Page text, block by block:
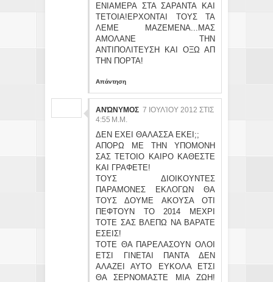
ΕΝΙΑΜΕΡΑ ΣΤΑ ΣΑΡΑΝΤΑ ΚΑΙ
ΤΕΤΟΙΑ!ΕΡΧΟΝΤΑΙ ΤΟΥΣ ΤΑ
ΛΕΜΕ ΜΑΖΕΜΕΝΑ...ΜΑΣ
ΑΜΟΛΑΝΕ ΤΗΝ
ΑΝΤΙΠΟΛΙΤΕΥΣΗ ΚΑΙ ΟΞΩ ΑΠ
ΤΗΝ ΠΟΡΤΑ!
Απάντηση
ΑΝΏΝΥΜΟΣ 7 ΙΟΥΛΊΟΥ 2012 ΣΤΙΣ
4:55 Μ.Μ.
ΔΕΝ ΕΧΕΙ ΘΑΛΑΣΣΑ ΕΚΕΙ;;
ΑΠΟΡΩ ΜΕ ΤΗΝ ΥΠΟΜΟΝΗ
ΣΑΣ ΤΕΤΟΙΟ ΚΑΙΡΟ ΚΑΘΕΣΤΕ
ΚΑΙ ΓΡΑΦΕΤΕ!
ΤΟΥΣ ΔΙΟΙΚΟΥΝΤΕΣ
ΠΑΡΑΜΟΝΕΣ ΕΚΛΟΓΩΝ ΘΑ
ΤΟΥΣ ΔΟΥΜΕ ΑΚΟΥΣΑ ΟΤΙ
ΠΕΦΤΟΥΝ ΤΟ 2014 ΜΕΧΡΙ
ΤΟΤΕ ΣΑΣ ΒΛΕΠΩ ΝΑ ΒΑΡΑΤΕ
ΕΣΕΙΣ!
ΤΟΤΕ ΘΑ ΠΑΡΕΛΑΣΟΥΝ ΟΛΟΙ
ΕΤΣΙ ΓΙΝΕΤΑΙ ΠΑΝΤΑ ΔΕΝ
ΑΛΑΖΕΙ ΑΥΤΟ ΕΥΚΟΛΑ ΕΤΣΙ
ΘΑ ΣΕΡΝΟΜΑΣΤΕ ΜΙΑ ΖΩΗ!